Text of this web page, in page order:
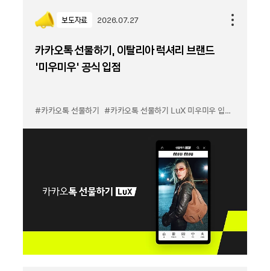
보도자료 2026.07.27
카카오톡 선물하기, 이탈리아 럭셔리 브랜드
'미우미우' 공식 입점
#카카오톡 선물하기 #카카오톡 선물하기 LuX 미우미우 입점